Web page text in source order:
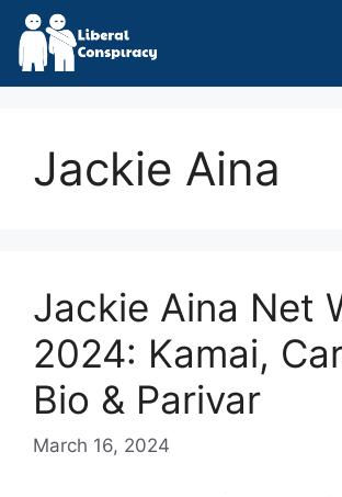
Skip
content
Jackie Aina
Jackie Aina Net
2024: Kamai,
Bio & Parivar
March 16, 2024